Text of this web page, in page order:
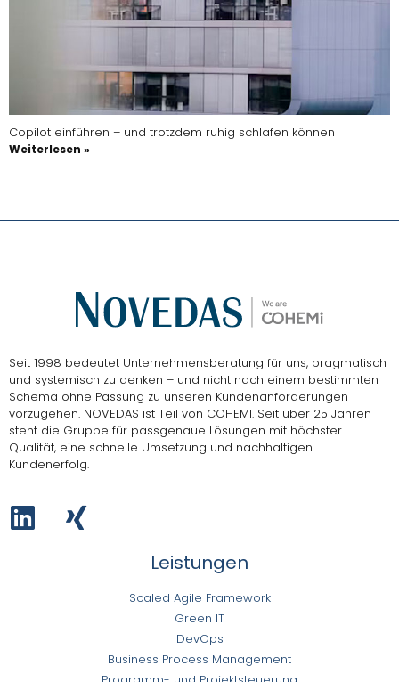
Copilot einführen – und trotzdem ruhig schlafen können
Weiterlesen »
Seit 1998 bedeutet Unternehmensberatung für uns, pragmatisch
und systemisch zu denken – und nicht nach einem bestimmten
Schema ohne Passung zu unseren Kundenanforderungen
vorzugehen. NOVEDAS ist Teil von COHEMI. Seit über 25 Jahren
steht die Gruppe für passgenaue Lösungen mit höchster
Qualität, eine schnelle Umsetzung und nachhaltigen
Kundenerfolg.
Leistungen
Scaled Agile Framework
Green IT
DevOps
Business Process Management